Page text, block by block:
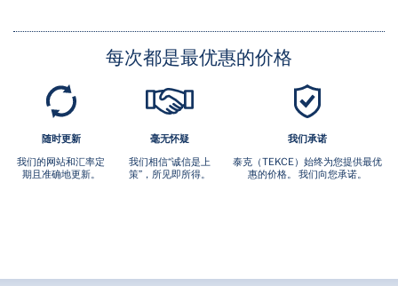
每次都是最优惠的价格
随时更新
我们的网站和汇率定
期且准确地更新。
毫无怀疑
我们相信“诚信是上
策”，所见即所得。
我们承诺
泰克（TEKCE）始终为您提供最优
惠的价格。 我们向您承诺。